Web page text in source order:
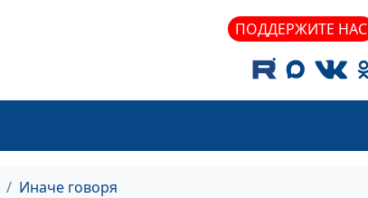
ПОДДЕРЖИТЕ НАС
Иначе говоря
Солдатова, Сережа
Катаев, Анна Гладкая,
Илья Брагов,
Марианна Лощева,
Милена Закаменных